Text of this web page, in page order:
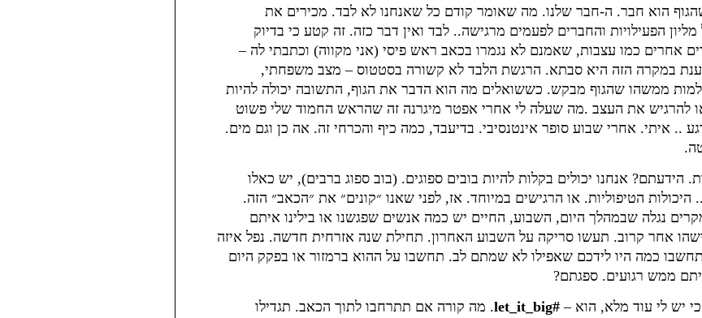
הוא חבר. ה-חבר שלנו. מה שאומר קודם כל שאנחנו לא לבד. מכירים את
הפעילויות והחברים לפעמים מרגישה.. לבד ואין דבר כזה. זה קטע כי בדיוק
אחרים כמו עצבות, שאמנם לא נגמרו בכאב ראש פיסי (אני מקווה) וכתבתי לה –
במקרה הזה היא סבתא. הרגשת הלבד לא קשורה בסטטוס – מצב משפחתי,
ממשהו שהגוף מבקש. כששואלים מה הוא הדבר את הגוף, התשובה יכולה להיות
להרגיש את העצב .מה שעלה לי אחרי אפטר מיגרנה זה שהראש החמוד שלי פשוט
.. איתי. אחרי שבוע סופר אינטנסיבי. בדיעבד, כמה כיף והכרחי זה. אה כן וגם מים.
הידעתם? אנחנו יכולים בקלות להיות בובים ספוגים. (בוב ספוג ברבים), יש כאלו
הטיפוליות. או הרגישים במיוחד. אז, לפני שאנו ״קונים״ את ״הכאב״ הזה.
נגלה שבמהלך היום, השבוע, החיים יש כמה אנשים שפגשנו או בילינו איתם
אחר קרוב. תעשו סריקה על השבוע האחרון. תחילת שנה אזרחית חדשה. נפל איזה
עולים לי 4 שפגשתי ותחשבו כמה היו לידכם שאפילו לא שמתם לב. תחשבו על ההוא ברמזור או בפקק היום
ממש רגועים. ספגתם?
#let_it_big
. מה קורה אם תתרחבו לתוך הכאב. תגדילו